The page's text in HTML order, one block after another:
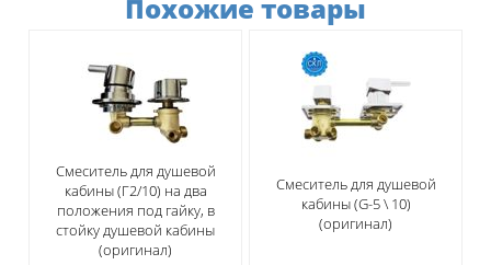
Похожие товары
Смеситель для душевой
кабины (Г2/10) на два
положения под гайку, в
стойку душевой кабины
(оригинал)
Смеситель для душевой
кабины (G-5 \ 10)
(оригинал)